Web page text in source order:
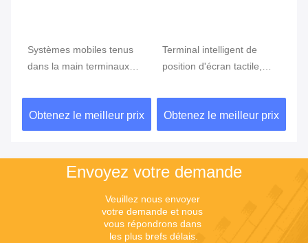
Systèmes mobiles tenus
dans la main terminaux
position du BORD GPRS
5800mAh de position de
NFC de FBI
Obtenez le meilleur prix
Terminal intelligent de
position d'écran tactile,
lecteur d'empreintes
digitales
Obtenez le meilleur prix
Envoyez votre demande
Veuillez nous envoyer
votre demande et nous
vous répondrons dans
les plus brefs délais.